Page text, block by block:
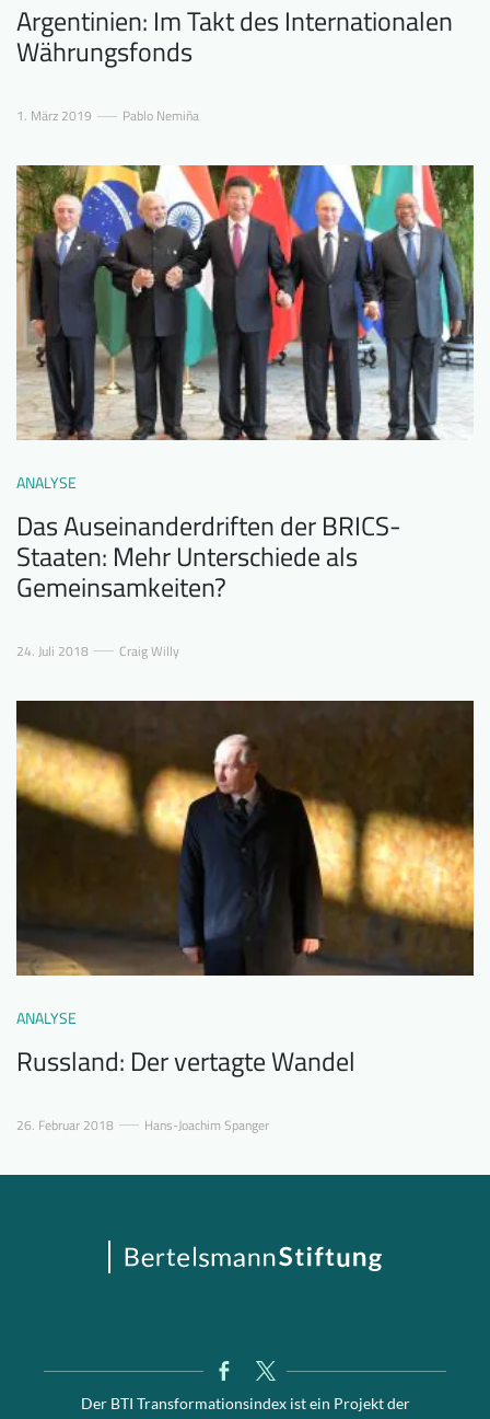
Argentinien: Im Takt des Internationalen
Währungsfonds
1. März 2019 Pablo Nemiña
ANALYSE
Das Auseinanderdriften der BRICS-
Staaten: Mehr Unterschiede als
Gemeinsamkeiten?
24. Juli 2018 Craig Willy
ANALYSE
Russland: Der vertagte Wandel
26. Februar 2018 Hans-Joachim Spanger
Der BTI Transformationsindex ist ein Projekt der